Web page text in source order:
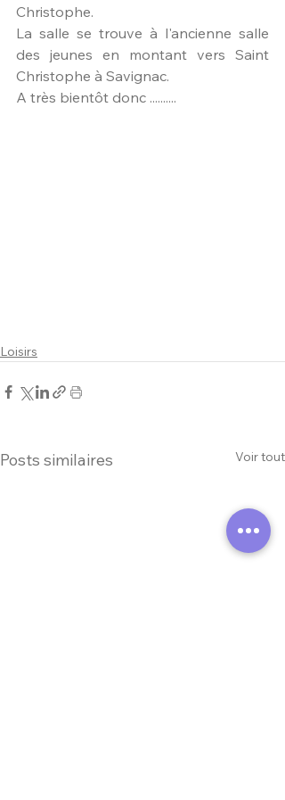
Christophe.
La salle se trouve à l'ancienne salle
des jeunes en montant vers Saint
Christophe à Savignac.
A très bientôt donc ..........
Loisirs
Posts similaires Voir tout